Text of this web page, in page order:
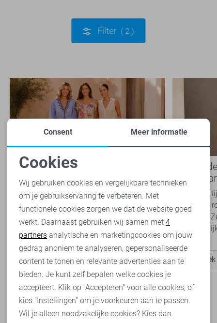
Filter 2
Boho Romance: de romantische
modetrend die je dit seizoen
overal ziet
Van luchtige jurken en broderie blouses tot
zachte kleuren en verfijnde details: de Boho
Romance trend is niet meer weg te denken uit
het modebeeld. Ook...
Ontdek nu
Basics:
iedere
Basics zijn
belangrijke
garderobe.
Noodzakelijke cookies
Personalisatie cookies
Analytische cookies
Marketing cookies
Consent Meer informatie
Cookies
Wij gebruiken cookies en vergelijkbare technieken
om je gebruikservaring te verbeteren. Met
functionele cookies zorgen we dat de website goed
werkt. Daarnaast gebruiken wij samen met 4
partners analytische en marketingcookies om jouw
gedrag anoniem te analyseren, gepersonaliseerde
content te tonen en relevante advertenties aan te
bieden. Je kunt zelf bepalen welke cookies je
accepteert. Klik op "Accepteren" voor alle cookies, of
kies "Instellingen" om je voorkeuren aan te passen.
Wil je alleen noodzakelijke cookies? Kies dan